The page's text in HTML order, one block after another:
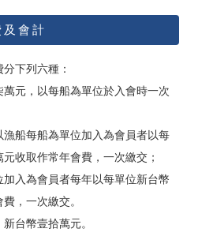
會計
下列六種：
元，以每船為單位於入會時一次
漁船每船為單位加入為會員者以每
收取作常年會費，一次繳交；
入為會員者每年以每單位新台幣
，一次繳交。
台幣壹拾萬元。